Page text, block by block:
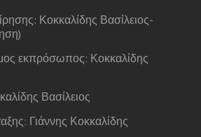
Κοκκαλίδης Βασίλειος-
εκπρόσωπος: Κοκκαλίδης
Βασίλειος
Γιάννης Κοκκαλίδης